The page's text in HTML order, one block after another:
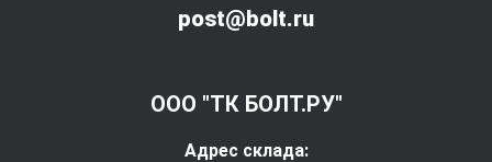
post@bolt.ru
ООО "ТК БОЛТ.РУ"
Адрес склада: